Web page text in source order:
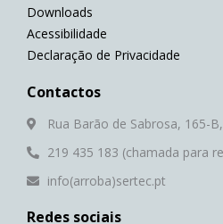
Downloads
Acessibilidade
Declaração de Privacidade
Contactos
Rua Barão de Sabrosa, 165-
219 435 183 (chamada para
info(arroba)sertec.pt
Redes sociais